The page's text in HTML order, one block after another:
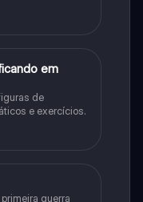
em
de
e exercícios.
guerra